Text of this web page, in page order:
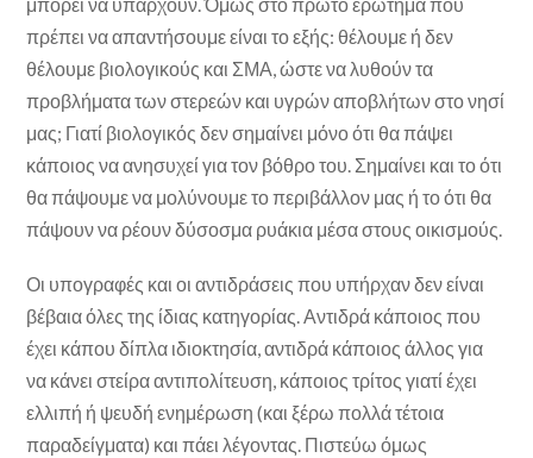
πρέπει να απαντήσουμε είναι το εξής: θέλουμε ή δεν
θέλουμε βιολογικούς και ΣΜΑ, ώστε να λυθούν τα
προβλήματα των στερεών και υγρών αποβλήτων στο νησί
μας; Γιατί βιολογικός δεν σημαίνει μόνο ότι θα πάψει
κάποιος να ανησυχεί για τον βόθρο του. Σημαίνει και το ότι
θα πάψουμε να μολύνουμε το περιβάλλον μας ή το ότι θα
πάψουν να ρέουν δύσοσμα ρυάκια μέσα στους οικισμούς.
Οι υπογραφές και οι αντιδράσεις που υπήρχαν δεν είναι
βέβαια όλες της ίδιας κατηγορίας. Αντιδρά κάποιος που
έχει κάπου δίπλα ιδιοκτησία, αντιδρά κάποιος άλλος για
να κάνει στείρα αντιπολίτευση, κάποιος τρίτος γιατί έχει
ελλιπή ή ψευδή ενημέρωση (και ξέρω πολλά τέτοια
παραδείγματα) και πάει λέγοντας. Πιστεύω όμως